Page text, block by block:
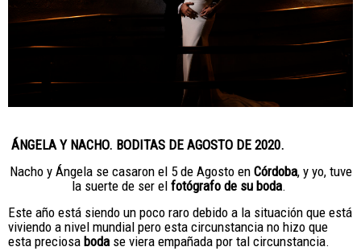
ÁNGELA Y NACHO. BODITAS DE AGOSTO DE 2020.
Nacho y Ángela se casaron el 5 de Agosto en Córdoba, y yo, tuve
la suerte de ser el fotógrafo de su boda.
Este año está siendo un poco raro debido a la situación que está
viviendo a nivel mundial pero esta circunstancia no hizo que
esta preciosa boda se viera empañada por tal circunstancia.